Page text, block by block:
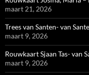
maart 21, 2026
Trees van Santen- van
maart 9, 2026
Rouwkaart Sjaan Tas- van
maart 9, 2026